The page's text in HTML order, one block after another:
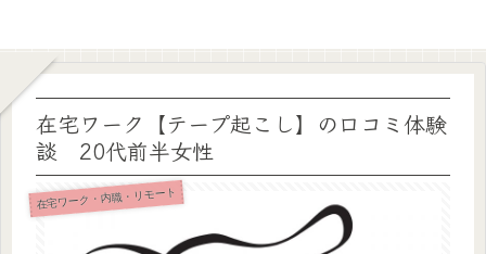
在宅ワーク【テープ起こし】の口コミ体験
談 20代前半女性
在宅ワーク・内職・リモート